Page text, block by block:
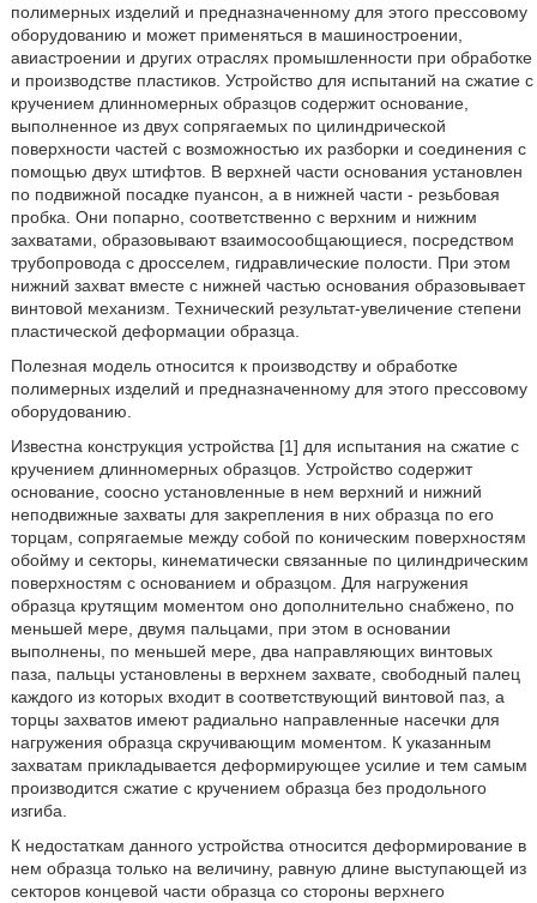
полимерных изделий и предназначенному для этого прессовому
оборудованию и может применяться в машиностроении,
авиастроении и других отраслях промышленности при обработке
и производстве пластиков. Устройство для испытаний на сжатие с
кручением длинномерных образцов содержит основание,
выполненное из двух сопрягаемых по цилиндрической
поверхности частей с возможностью их разборки и соединения с
помощью двух штифтов. В верхней части основания установлен
по подвижной посадке пуансон, а в нижней части - резьбовая
пробка. Они попарно, соответственно с верхним и нижним
захватами, образовывают взаимосообщающиеся, посредством
трубопровода с дросселем, гидравлические полости. При этом
нижний захват вместе с нижней частью основания образовывает
винтовой механизм. Технический результат-увеличение степени
пластической деформации образца.
Полезная модель относится к производству и обработке
полимерных изделий и предназначенному для этого прессовому
оборудованию.
Известна конструкция устройства [1] для испытания на сжатие с
кручением длинномерных образцов. Устройство содержит
основание, соосно установленные в нем верхний и нижний
неподвижные захваты для закрепления в них образца по его
торцам, сопрягаемые между собой по коническим поверхностям
обойму и секторы, кинематически связанные по цилиндрическим
поверхностям с основанием и образцом. Для нагружения
образца крутящим моментом оно дополнительно снабжено, по
меньшей мере, двумя пальцами, при этом в основании
выполнены, по меньшей мере, два направляющих винтовых
паза, пальцы установлены в верхнем захвате, свободный палец
каждого из которых входит в соответствующий винтовой паз, а
торцы захватов имеют радиально направленные насечки для
нагружения образца скручивающим моментом. К указанным
захватам прикладывается деформирующее усилие и тем самым
производится сжатие с кручением образца без продольного
изгиба.
К недостаткам данного устройства относится деформирование в
нем образца только на величину, равную длине выступающей из
секторов концевой части образца со стороны верхнего